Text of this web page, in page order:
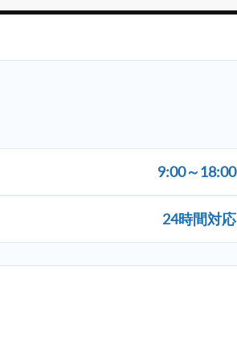
9:00～18:00
24時間対応